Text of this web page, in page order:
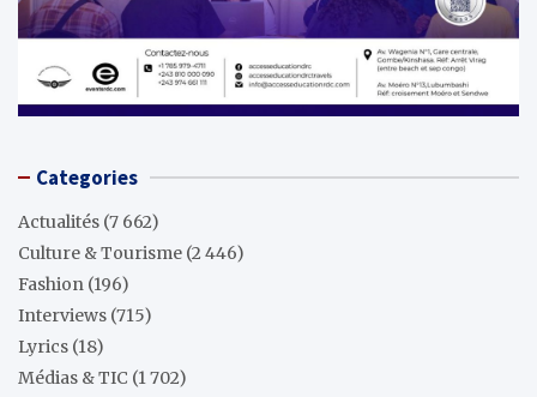
Categories
Actualités (7 662)
Culture & Tourisme (2 446)
Fashion (196)
Interviews (715)
Lyrics (18)
Médias & TIC (1 702)